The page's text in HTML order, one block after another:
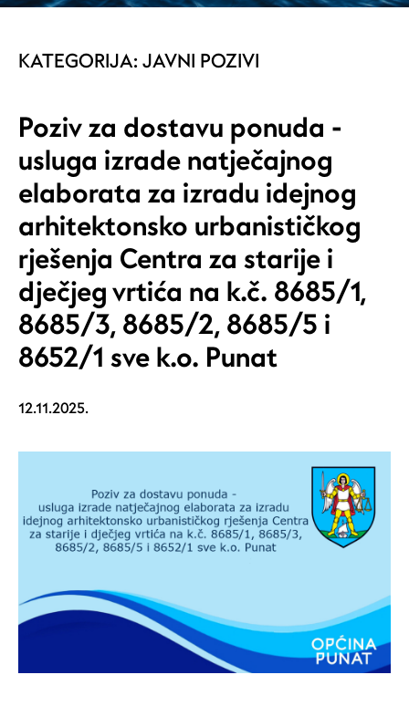
KATEGORIJA: JAVNI POZIVI
Poziv za dostavu ponuda -
usluga izrade natječajnog
elaborata za izradu idejnog
arhitektonsko urbanističkog
rješenja Centra za starije i
dječjeg vrtića na k.č. 8685/1,
8685/3, 8685/2, 8685/5 i
8652/1 sve k.o. Punat
12.11.2025.